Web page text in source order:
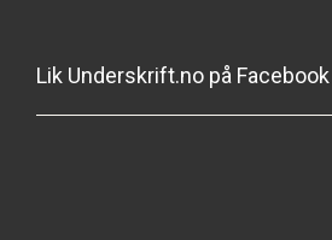
Lik Underskrift.no på Facebook